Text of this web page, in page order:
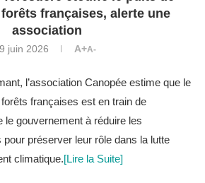
françaises, alerte une
association
juin 2026 A+A-
l’association Canopée estime que le
françaises est en train de
le gouvernement à réduire les
préserver leur rôle dans la lutte
climatique.[Lire la Suite]